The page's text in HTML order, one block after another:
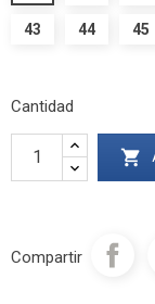
43 44 45
Cantidad

Compartir